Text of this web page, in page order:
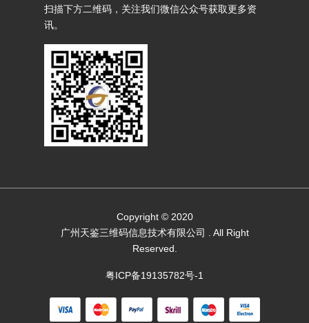
扫描下方二维码，关注我们微信公众号获取更多资
讯。
Copyright © 2020
广州天鉴三维码信息技术有限公司
. All Right
Reserved.
粤ICP备19135782号-1